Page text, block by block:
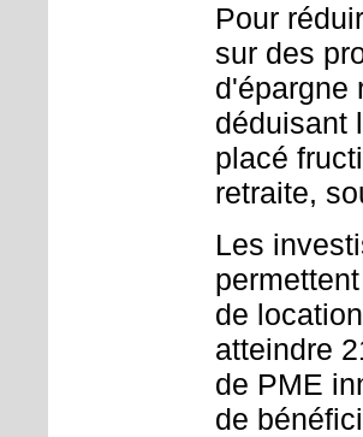
Pour
sur des
d'épargne
déduisant
placé
retraite,
Les
de
atteindre
de PME
de